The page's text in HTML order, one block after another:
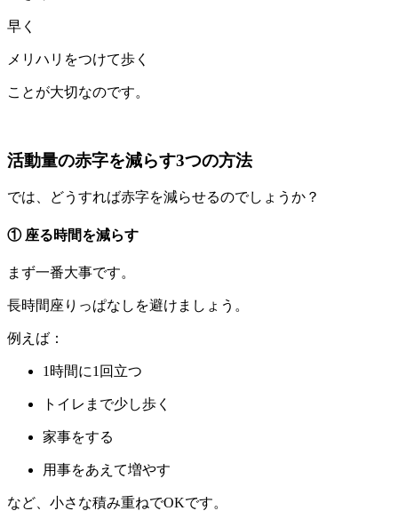
早く
メリハリをつけて歩く
ことが大切なのです。
活動量の赤字を減らす3つの方法
では、どうすれば赤字を減らせるのでしょうか？
① 座る時間を減らす
まず一番大事です。
長時間座りっぱなしを避けましょう。
例えば：
1時間に1回立つ
トイレまで少し歩く
家事をする
用事をあえて増やす
など、小さな積み重ねでOKです。